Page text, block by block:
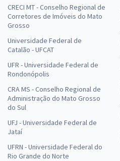
CRECI MT - Conselho Regional de
Corretores de Imóveis do Mato
Grosso
Universidade Federal de
Catalão - UFCAT
UFR - Universidade Federal de
Rondonópolis
CRA MS - Conselho Regional de
Administração do Mato Grosso
do Sul
UFJ - Universidade Federal de
Jataí
UFRN - Universidade Federal do
Rio Grande do Norte